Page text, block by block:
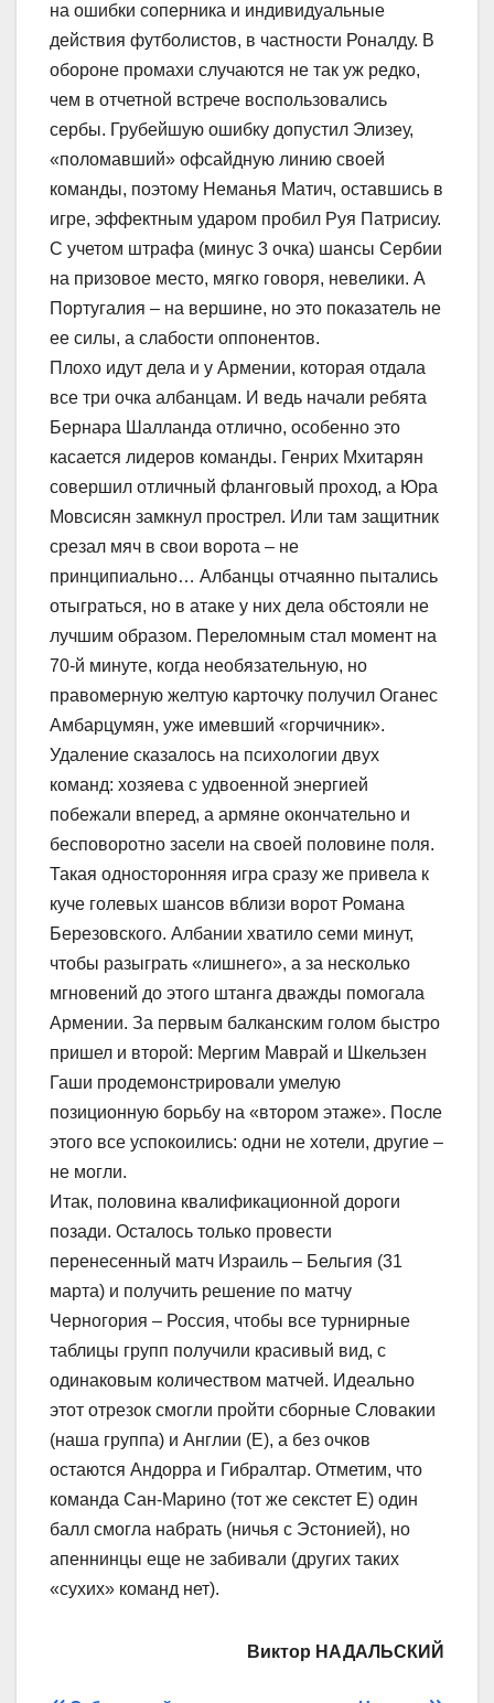
на ошибки соперника и индивидуальные
действия футболистов, в частности Роналду. В
обороне промахи случаются не так уж редко,
чем в отчетной встрече воспользовались
сербы. Грубейшую ошибку допустил Элизеу,
«поломавший» офсайдную линию своей
команды, поэтому Неманья Матич, оставшись в
игре, эффектным ударом пробил Руя Патрисиу.
С учетом штрафа (минус 3 очка) шансы Сербии
на призовое место, мягко говоря, невелики. А
Португалия – на вершине, но это показатель не
ее силы, а слабости оппонентов.
Плохо идут дела и у Армении, которая отдала
все три очка албанцам. И ведь начали ребята
Бернара Шалланда отлично, особенно это
касается лидеров команды. Генрих Мхитарян
совершил отличный фланговый проход, а Юра
Мовсисян замкнул прострел. Или там защитник
срезал мяч в свои ворота – не
принципиально… Албанцы отчаянно пытались
отыграться, но в атаке у них дела обстояли не
лучшим образом. Переломным стал момент на
70-й минуте, когда необязательную, но
правомерную желтую карточку получил Оганес
Амбарцумян, уже имевший «горчичник».
Удаление сказалось на психологии двух
команд: хозяева с удвоенной энергией
побежали вперед, а армяне окончательно и
бесповоротно засели на своей половине поля.
Такая односторонняя игра сразу же привела к
куче голевых шансов вблизи ворот Романа
Березовского. Албании хватило семи минут,
чтобы разыграть «лишнего», а за несколько
мгновений до этого штанга дважды помогала
Армении. За первым балканским голом быстро
пришел и второй: Мергим Маврай и Шкельзен
Гаши продемонстрировали умелую
позиционную борьбу на «втором этаже». После
этого все успокоились: одни не хотели, другие –
не могли.
Итак, половина квалификационной дороги
позади. Осталось только провести
перенесенный матч Израиль – Бельгия (31
марта) и получить решение по матчу
Черногория – Россия, чтобы все турнирные
таблицы групп получили красивый вид, с
одинаковым количеством матчей. Идеально
этот отрезок смогли пройти сборные Словакии
(наша группа) и Англии (E), а без очков
остаются Андорра и Гибралтар. Отметим, что
команда Сан-Марино (тот же секстет E) один
балл смогла набрать (ничья с Эстонией), но
апеннинцы еще не забивали (других таких
«сухих» команд нет).
Виктор НАДАЛЬСКИЙ